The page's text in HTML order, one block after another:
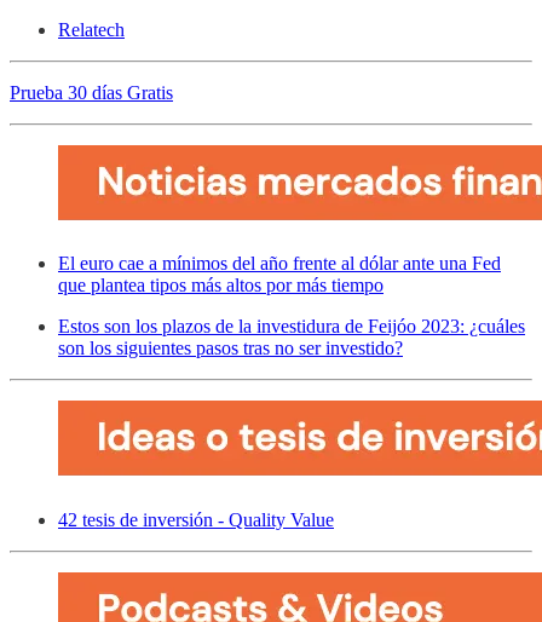
Relatech
Prueba 30 días Gratis
El euro cae a mínimos del año frente al dólar ante una Fed
que plantea tipos más altos por más tiempo
Estos son los plazos de la investidura de Feijóo 2023: ¿cuáles
son los siguientes pasos tras no ser investido?
42 tesis de inversión - Quality Value